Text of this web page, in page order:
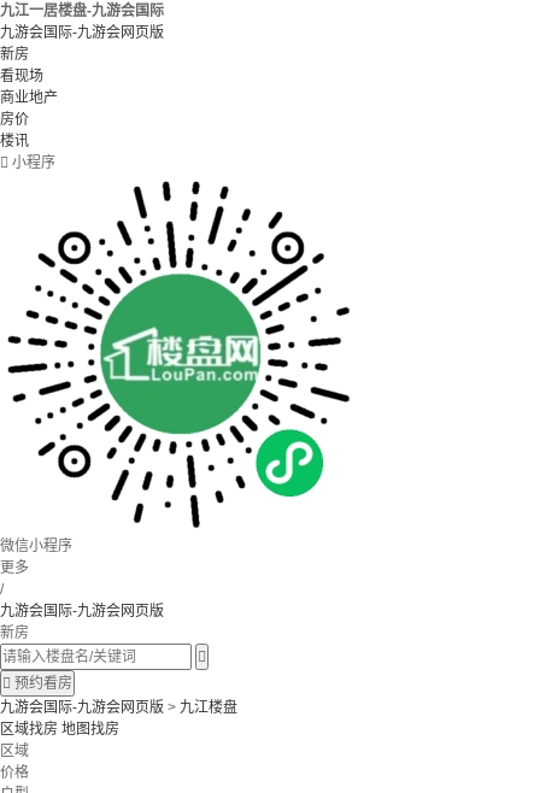
九江一居楼盘-九游会国际
九游会国际-九游会网页版
新房
看现场
商业地产
房价
楼讯
 小程序
微信小程序
更多
/
九游会国际-九游会网页版
新房

 预约看房
九游会国际-九游会网页版 > 九江楼盘
区域找房 地图找房
区域
价格